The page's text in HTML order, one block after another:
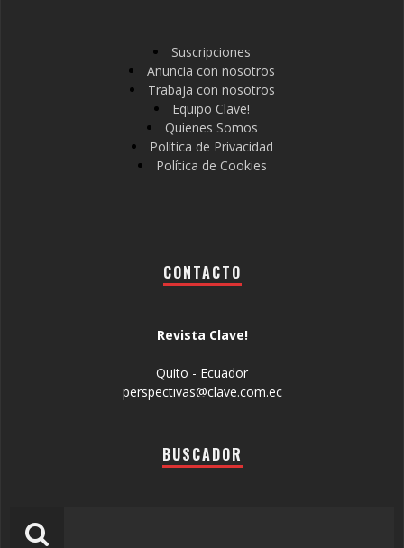
Suscripciones
Anuncia con nosotros
Trabaja con nosotros
Equipo Clave!
Quienes Somos
Política de Privacidad
Política de Cookies
CONTACTO
Revista Clave!
Quito - Ecuador
perspectivas@clave.com.ec
BUSCADOR